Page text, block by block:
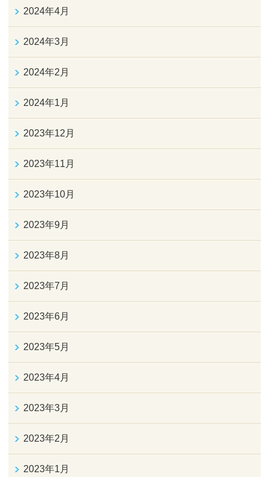
2024年4月
2024年3月
2024年2月
2024年1月
2023年12月
2023年11月
2023年10月
2023年9月
2023年8月
2023年7月
2023年6月
2023年5月
2023年4月
2023年3月
2023年2月
2023年1月